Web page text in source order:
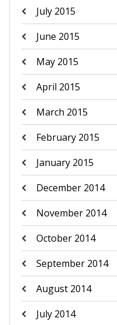
July 2015
June 2015
May 2015
April 2015
March 2015
February 2015
January 2015
December 2014
November 2014
October 2014
September 2014
August 2014
July 2014